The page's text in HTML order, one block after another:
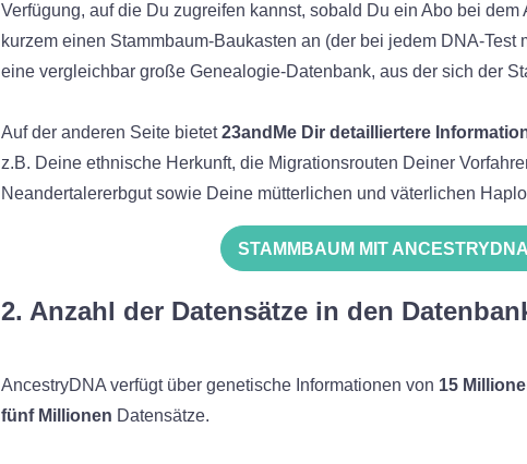
Verfügung, auf die Du zugreifen kannst, sobald Du ein Abo bei
kurzem einen Stammbaum-Baukasten an (der bei jedem DNA-Test
eine vergleichbar große Genealogie-Datenbank, aus der sich der
Auf der anderen Seite bietet23andMe Dir detailliertere
z.B. Deine ethnische Herkunft, die Migrationsrouten Deiner
Neandertalererbgut sowie Deine mütterlichen und väterlichen
STAMMBAUM MIT
2. Anzahl der Datensätze in den
AncestryDNA verfügt über genetische Informationen von 15
fünf Millionen Datensätze.